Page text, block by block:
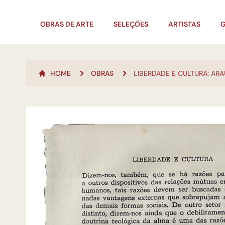
OBRAS DE ARTE SELEÇÕES ARTISTAS
HOME OBRAS LIBERDADE E CULTURA: